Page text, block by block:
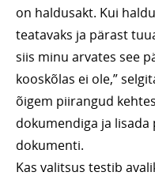
on haldusakt. Kui
teatavaks ja pärast
siis minu arvates see
kooskõlas ei ole,”
õigem piirangud
dokumendiga ja lisada
dokumenti.
Kas valitsus testib